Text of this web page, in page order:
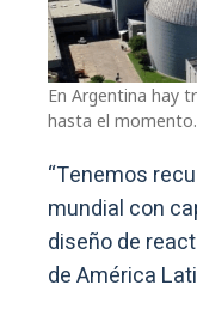
En Argentina hay
hasta el momento.
“Tenemos
mundial con
diseño de
de América